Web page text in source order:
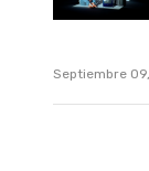
Septiembre